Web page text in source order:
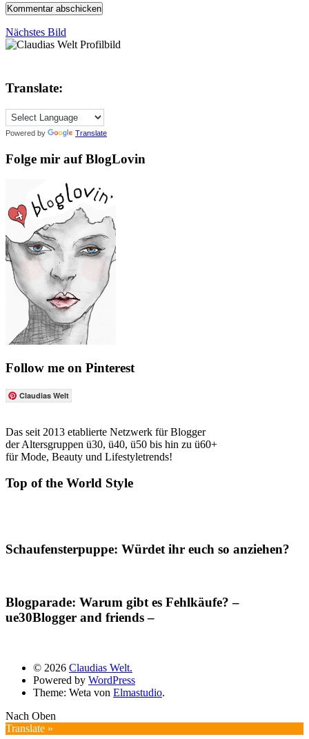
Nächstes Bild
Translate:
Powered by Translate
Folge mir auf BlogLovin
Follow me on Pinterest
Claudias Welt
Das seit 2013 etablierte Netzwerk für Blogger
der Altersgruppen ü30, ü40, ü50 bis hin zu ü60+
für Mode, Beauty und Lifestyletrends!
Top of the World Style
Schaufensterpuppe: Würdet ihr euch so anziehen?
Blogparade: Warum gibt es Fehlkäufe? –
ue30Blogger and friends –
© 2026 Claudias Welt.
Powered by WordPress
Theme: Weta von Elmastudio.
Nach Oben
Translate »